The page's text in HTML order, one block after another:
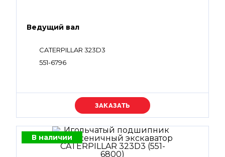
Ведущий вал
CATERPILLAR 323D3
551-6796
Уточняйте цену
В наличии